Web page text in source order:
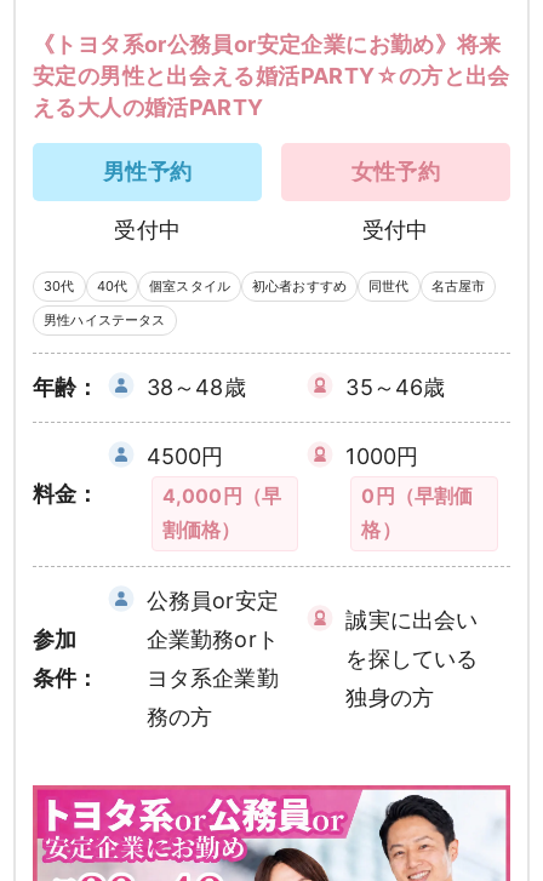
《トヨタ系or公務員or安定企業にお勤め》将来
安定の男性と出会える婚活PARTY☆の方と出会
える大人の婚活PARTY
男性予約
受付中
女性予約
受付中
30代 40代 個室スタイル 初心者おすすめ 同世代 名古屋市
男性ハイステータス
年齢： 38～48歳 35～46歳
料金：
4500円
4,000円（早
割価格）
1000円
0円（早割価
格）
参加
条件：
公務員or安定
企業勤務orト
ヨタ系企業勤
務の方
誠実に出会い
を探している
独身の方